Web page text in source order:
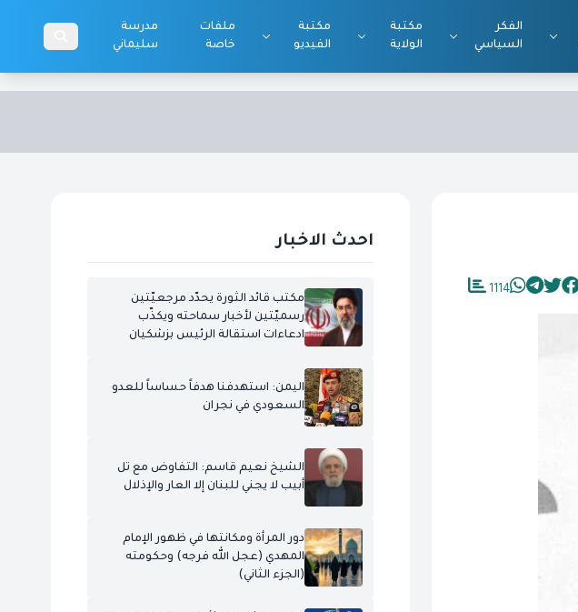
الفكر
السياسي
مكتبة
الولاية
مكتبة
الفيديو
ملفات
خاصة
مدرسة
سليماني
1114
احدث الاخبار
مكتب قائد الثورة يحدّد مرجعيّتين
رسميّتين لأخبار سماحته ويكذّب
ادعاءات استقالة الرئيس بزشكيان
اليمن: استهدفنا هدفاً حساساً للعدو
السعودي في نجران
الشيخ نعيم قاسم: التفاوض مع تل
أبيب لا يجني للبنان إلا العار والإذلال
دور المرأة ومكانتها في ظهور الإمام
المهدي (عجل الله فرجه) وحكومته
(الجزء الثاني)